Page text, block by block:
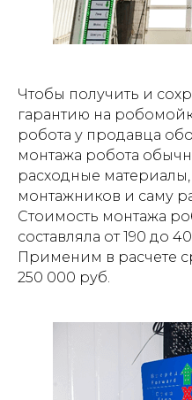
Чтобы получить и
гарантию на
робота у продавца
монтажа робота
расходные
монтажников и саму
Стоимость монтажа
составляла от 190 до
Применим в расчете
250 000 руб.